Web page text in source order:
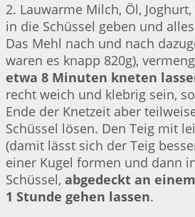
2. Lauwarme Milch, Öl,
in die Schüssel geben und
Das Mehl nach und nach
waren es knapp 820g),
etwa 8 Minuten kneten
recht weich und klebrig sein,
Ende der Knetzeit aber
Schüssel lösen. Den Teig mit
(damit lässt sich der Teig
einer Kugel formen und dann
Schüssel, abgedeckt an
1 Stunde gehen lassen.